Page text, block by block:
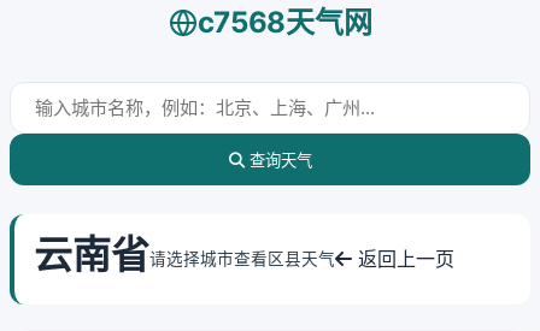
c7568天气网
查询天气
云南省请选择城市查看区县天气 返回上一页